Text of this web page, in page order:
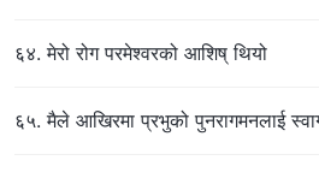
६४. मेरो रोग परमेश्‍वरको आशिष्‌ थियो
६५. मैले आखिरमा प्रभुको पुनरागमनलाई